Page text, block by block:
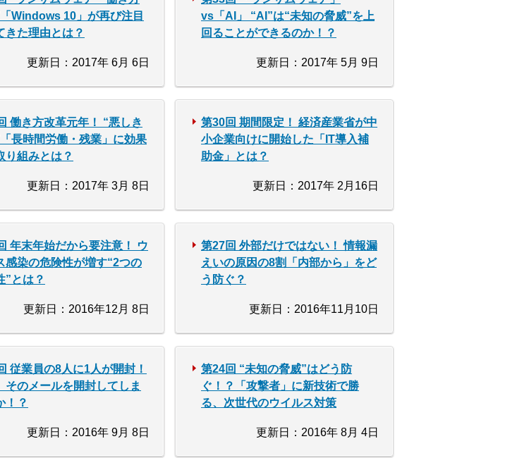
Windows 10」が再び注目
きた理由とは？
更新日：2017年 6月 6日
vs「AI」 “AI”は“未知の脅威”を上
回ることができるのか！？
更新日：2017年 5月 9日
働き方改革元年！ “悪しき
長時間労働・残業」に効果
り組みとは？
更新日：2017年 3月 8日
第30回 期間限定！ 経済産業省が中
小企業向けに開始した「IT導入補
助金」とは？
更新日：2017年 2月16日
年末年始だから要注意！ ウ
感染の危険性が増す“2つの
”とは？
更新日：2016年12月 8日
第27回 外部だけではない！ 情報漏
えいの原因の8割「内部から」をど
う防ぐ？
更新日：2016年11月10日
従業員の8人に1人が開封！
そのメールを開封してしま
！？
更新日：2016年 9月 8日
第24回 “未知の脅威”はどう防
ぐ！？「攻撃者」に新技術で勝
る、次世代のウイルス対策
更新日：2016年 8月 4日